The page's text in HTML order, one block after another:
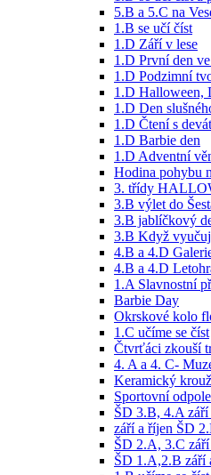
5.B a 5.C na
1.B se učí číst
1.D Září v lese
1.D První den
1.D Podzimní
1.D Halloween,
1.D Den
1.D Čtení s
1.D Barbie den
1.D Adventní
Hodina pohybu
3. třídy
3.B výlet do
3.B jablíčkový
3.B Když
4.B a 4.D
4.B a 4.D
1.A Slavnostní
Barbie Day
Okrskové kolo
1.C učíme se číst
Čtvrťáci zkouší
4. A a 4. C-
Keramický
Sportovní
ŠD 3.B, 4.A září
září a říjen ŠD
ŠD 2.A, 3.C
ŠD 1.A,2.B září